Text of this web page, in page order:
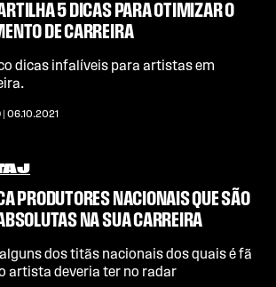
5 DICAS PARA OTIMIZAR O
DE CARREIRA
dicas infalíveis para artistas em
| 06.10.2021
PRODUTORES NACIONAIS QUE SÃO
NA SUA CARREIRA
dos titãs nacionais dos quais é fã
artista deveria ter no radar